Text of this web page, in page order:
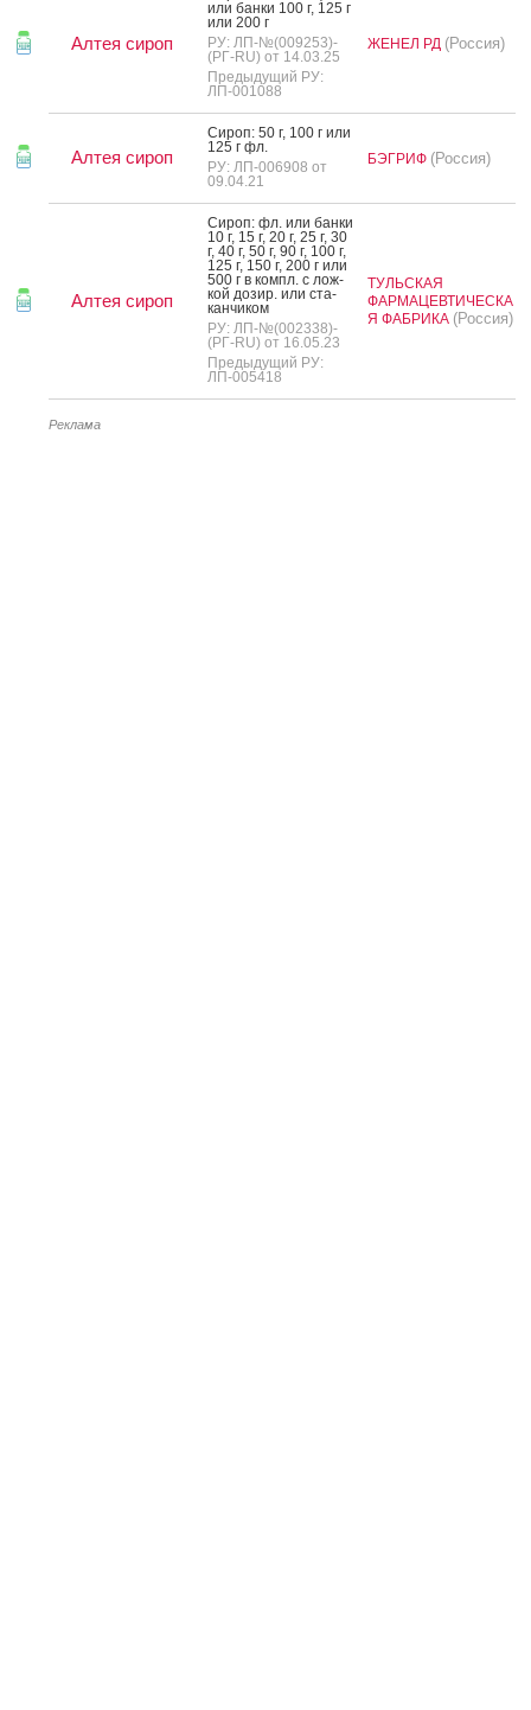
Алтея сироп
или бан­ки 100 г, 125 г
или 200 г
РУ: ЛП-№(009253)-
(РГ-RU) от 14.03.25
Предыдущий РУ:
ЛП-001088
ЖЕНЕЛ РД (Россия)
Алтея сироп
Си­роп: 50 г, 100 г или
125 г фл.
РУ: ЛП-006908 от
09.04.21
БЭГРИФ (Россия)
Алтея сироп
Си­роп: фл. или бан­ки
10 г, 15 г, 20 г, 25 г, 30
г, 40 г, 50 г, 90 г, 100 г,
125 г, 150 г, 200 г или
500 г в компл. с лож­
кой до­зир. или ста­
кан­чи­ком
РУ: ЛП-№(002338)-
(РГ-RU) от 16.05.23
Предыдущий РУ:
ЛП-005418
ТУЛЬСКАЯ
ФАРМАЦЕВТИЧЕСКА
Я ФАБРИКА (Россия)
Реклама